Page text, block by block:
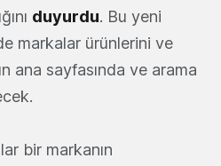
duyurdu. Bu yeni
markalar ürünlerini ve
ana sayfasında ve arama
bir markanın